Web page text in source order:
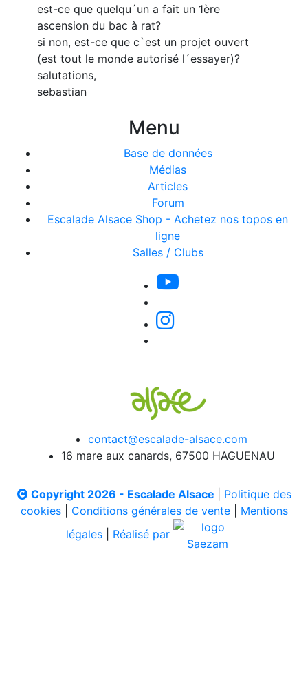
est-ce que quelqu´un a fait un 1ère
ascension du bac à rat?
si non, est-ce que c`est un projet ouvert
(est tout le monde autorisé l´essayer)?
salutations,
sebastian
Menu
Base de données
Médias
Articles
Forum
Escalade Alsace Shop - Achetez nos topos en
ligne
Salles / Clubs
contact@escalade-alsace.com
16 mare aux canards, 67500 HAGUENAU
Copyright 2026 - Escalade Alsace
Politique des
cookies| Conditions générales de vente| Mentions
légales
Réalisé par